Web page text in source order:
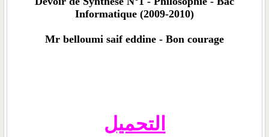
Informatique (2009-2010)
Mr belloumi saif eddine - Bon courage
التحميل